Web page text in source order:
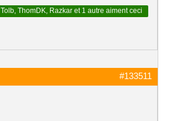
Tolb, ThomDK, Razkar et 1 autre aiment ceci
#133511